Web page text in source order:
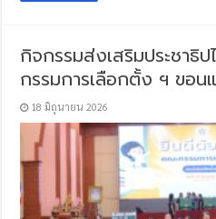
กิจกรรมส่งเสริมประชาธิ
กรรมการเลือกตั้ง ฯ ขอน
18 มิถุนายน 2026